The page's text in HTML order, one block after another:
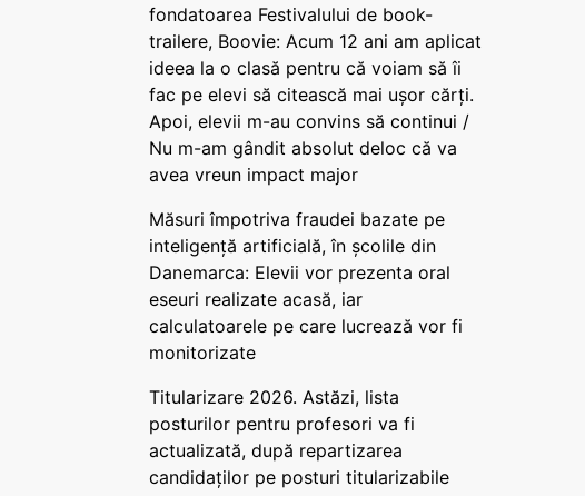
fondatoarea Festivalului de book-
trailere, Boovie: Acum 12 ani am aplicat
ideea la o clasă pentru că voiam să îi
fac pe elevi să citească mai ușor cărți.
Apoi, elevii m-au convins să continui /
Nu m-am gândit absolut deloc că va
avea vreun impact major
Măsuri împotriva fraudei bazate pe
inteligență artificială, în școlile din
Danemarca: Elevii vor prezenta oral
eseuri realizate acasă, iar
calculatoarele pe care lucrează vor fi
monitorizate
Titularizare 2026. Astăzi, lista
posturilor pentru profesori va fi
actualizată, după repartizarea
candidaților pe posturi titularizabile